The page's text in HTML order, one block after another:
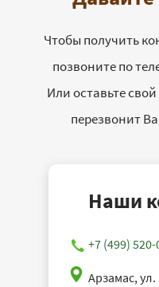
Чтобы получить
позвоните по
Или оставьте
перезвонит
Наши
+7 (499) 520-
Арзамас,